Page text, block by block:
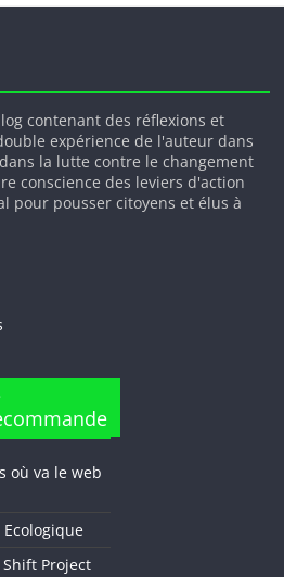
contenant des réflexions et
expérience de l'auteur dans
la lutte contre le changement
conscience des leviers d'action
pour pousser citoyens et élus à
où va le web
Ecologique
Shift Project